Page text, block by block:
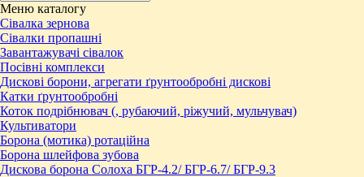
Меню каталогу
Сівалка зернова
Сівалки пропашні
Завантажувачі сівалок
Посівні комплекси
Дискові борони, агрегати ґрунтообробні дискові
Катки ґрунтообробні
Коток подрібнювач (, рубаючий, ріжучий, мульчувач)
Культиватори
Борона (мотика) ротаційна
Борона шлейфова зубова
Дискова борона Солоха БГР-4.2/ БГР-6.7/ БГР-9.3